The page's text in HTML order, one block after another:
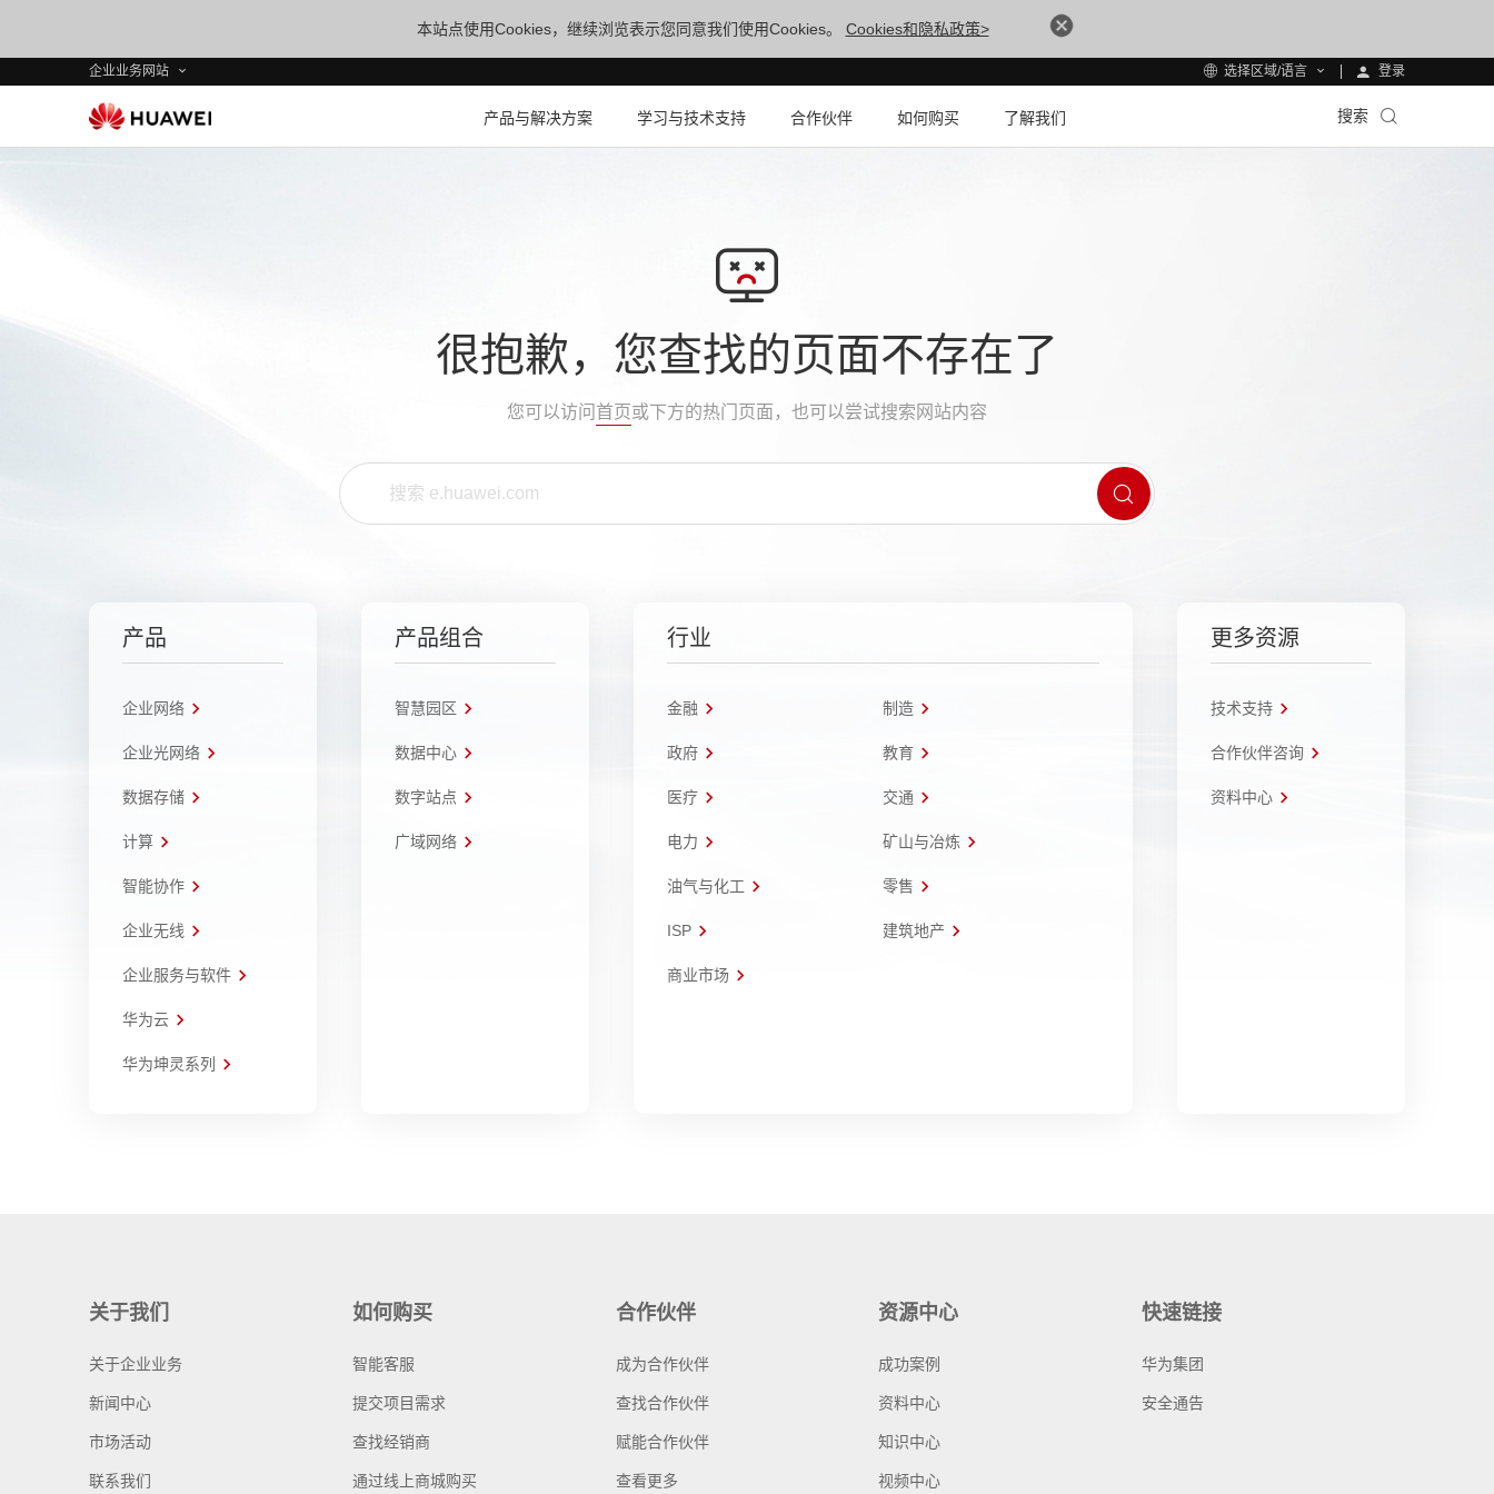
本站点使用Cookies，继续浏览表示您同意我们使用Cookies。 Cookies和隐私政策>
企业业务网站 选择区域/语言 登录
产品与解决方案 学习与技术支持 合作伙伴 如何购买 了解我们 搜索
很抱歉，您查找的页面不存在了
您可以访问 首页或下方的热门页面，也可以尝试搜索网站内容
产品
企业网络
企业光网络
数据存储
计算
智能协作
企业无线
企业服务与软件
华为云
华为坤灵系列
产品组合
智慧园区
数据中心
数字站点
广域网络
行业
金融 制造
政府 教育
医疗 交通
电力 矿山与冶炼
油气与化工 零售
ISP 建筑地产
商业市场
更多资源
技术支持
合作伙伴咨询
资料中心
关于我们
关于企业业务
新闻中心
市场活动
联系我们
如何购买
智能客服
提交项目需求
查找经销商
通过线上商城购买
合作伙伴
成为合作伙伴
查找合作伙伴
赋能合作伙伴
查看更多
资源中心
成功案例
资料中心
知识中心
视频中心
快速链接
华为集团
安全通告